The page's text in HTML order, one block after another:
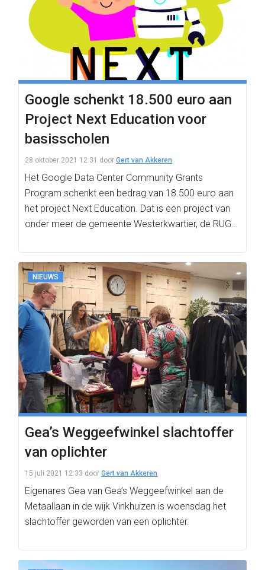
Google schenkt 18.500 euro aan
Project Next Education voor
basisscholen
28 oktober 2021 12:31 door Gert van Akkeren
Het Google Data Center Community Grants
Program schenkt een bedrag van 18.500 euro aan
het project Next Education. Dat is een project van
onder meer de gemeente Westerkwartier, de RUG…
NIEUWS
Gea’s Weggeefwinkel slachtoffer
van oplichter
15 juli 2021 12:33 door Gert van Akkeren
Eigenares Gea van Gea’s Weggeefwinkel aan de
Metaallaan in de wijk Vinkhuizen is woensdag het
slachtoffer geworden van een oplichter.